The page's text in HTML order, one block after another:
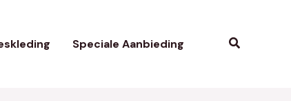
Speciale Aanbieding Zoeken